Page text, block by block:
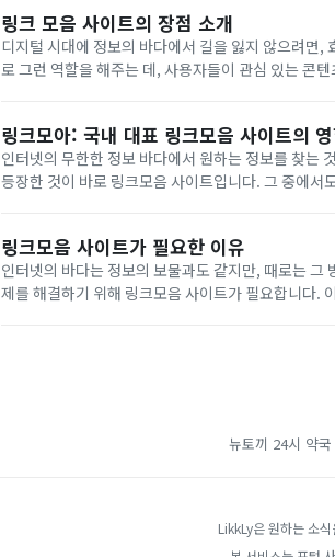
링크 모음 사이트의 장점 소개
디지털 시대에 정보의 바다에서 길을 잃지 않으려면
로 그런 역할을 해주는 데, 사용자들이 관심 있는 콘
링크모아: 국내 대표 링크모음 사이트의
인터넷의 무한한 정보 바다에서 원하는 정보를 찾는
등장한 것이 바로 링크모음 사이트입니다. 그 중에
링크모음 사이트가 필요한 이유
인터넷의 바다는 정보의 보물과도 같지만, 때로는 그
제를 해결하기 위해 링크모음 사이트가 필요합니다.
뉴토끼 24시 약
LikkLy은 원하는 소